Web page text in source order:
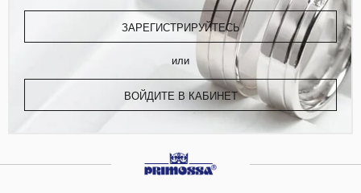
ЗАРЕГИСТРИРУЙТЕСЬ
или
ВОЙДИТЕ В КАБИНЕТ